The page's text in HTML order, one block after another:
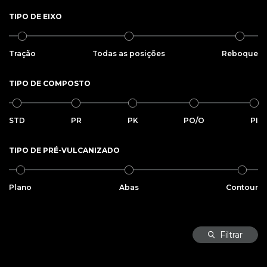
TIPO DE EIXO
Tração Todas as posições Reboque
TIPO DE COMPOSTO
STD PR PK PO/O PI
TIPO DE PRÉ-VULCANIZADO
Plano Abas Contour
Filtrar